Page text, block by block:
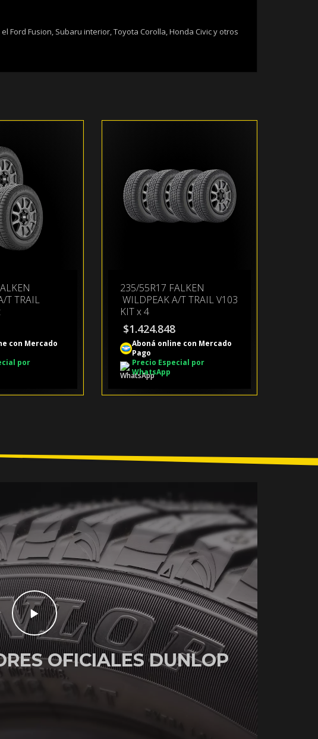
Ford Fusion, Subaru interior, Toyota Corolla, Honda Civic y otros
T TRAIL
con Mercado
por
235/55R17 FALKEN
WILDPEAK A/T TRAIL V103
KIT x 4
$1.424.848
Aboná online con Mercado
Pago
Precio Especial por
WhatsApp
OFICIALES DUNLOP